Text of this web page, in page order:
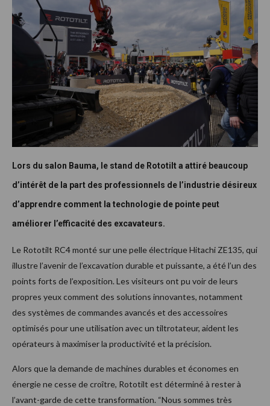
Lors du salon Bauma, le stand de Rototilt a attiré beaucoup
d’intérêt de la part des professionnels de l’industrie désireux
d’apprendre comment la technologie de pointe peut
améliorer l’efficacité des excavateurs.
Le Rototilt RC4 monté sur une pelle électrique Hitachi ZE135, qui
illustre l’avenir de l’excavation durable et puissante, a été l’un des
points forts de l’exposition. Les visiteurs ont pu voir de leurs
propres yeux comment des solutions innovantes, notamment
des systèmes de commandes avancés et des accessoires
optimisés pour une utilisation avec un tiltrotateur, aident les
opérateurs à maximiser la productivité et la précision.
Alors que la demande de machines durables et économes en
énergie ne cesse de croître, Rototilt est déterminé à rester à
l’avant-garde de cette transformation. “Nous sommes très